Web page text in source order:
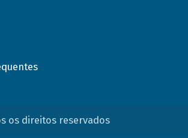
os direitos reservados